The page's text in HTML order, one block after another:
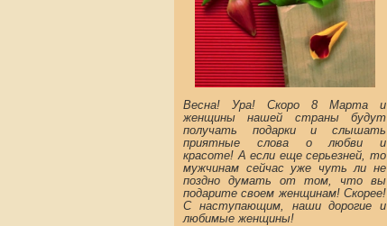
Весна! Ура! Скоро 8 Марта и
женщины нашей страны будут
получать подарки и слышать
приятные слова о любви и
красоте! А если еще серьезней, то
мужчинам сейчас уже чуть ли не
поздно думать от том, что вы
подарите своем женщинам! Скорее!
С наступающим, наши дорогие и
любимые женщины!